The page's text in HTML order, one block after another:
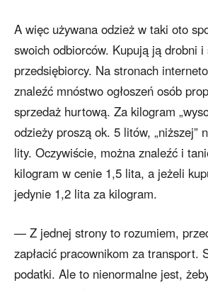
A więc używana odzież w taki oto
swoich odbiorców. Kupują ją drobni i
przedsiębiorcy. Na stronach
znaleźć mnóstwo ogłoszeń osób
sprzedaż hurtową. Za kilogram
odzieży proszą ok. 5 litów,
lity. Oczywiście, można znaleźć i
kilogram w cenie 1,5 lita, a jeżeli
jedynie 1,2 lita za kilogram.
— Z jednej strony to rozumiem,
zapłacić pracownikom za transport.
podatki. Ale to nienormalne jest,